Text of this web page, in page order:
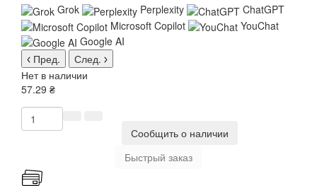
Grok Perplexity
ChatGPT
Microsoft Copilot
YouChat
Google AI
Пред.
След.
Нет в наличии
57.29 ₴
Сообщить о наличии
Быстрый заказ